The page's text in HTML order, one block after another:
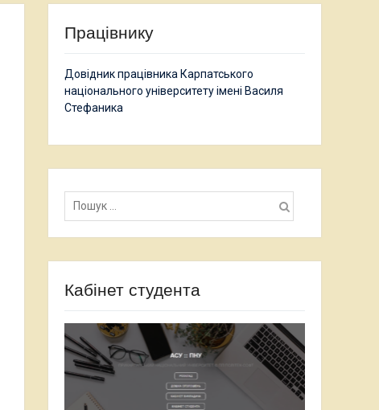
Працівнику
Довідник працівника Карпатського
національного університету імені Василя
Стефаника
Пошук:
Кабінет студента